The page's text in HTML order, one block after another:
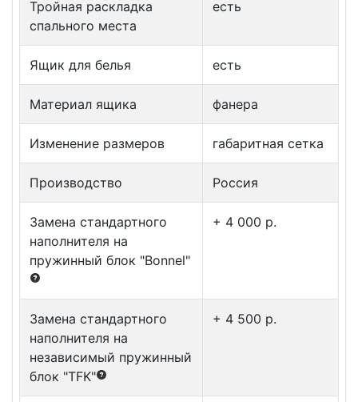
Тройная раскладка
спального места
есть
Ящик для белья есть
Материал ящика фанера
Изменение размеров габаритная сетка
Производство Россия
Замена стандартного
наполнителя на
пружинный блок "Bonnel"
+ 4 000 p.
Замена стандартного
наполнителя на
независимый пружинный
блок "TFK"
+ 4 500 p.